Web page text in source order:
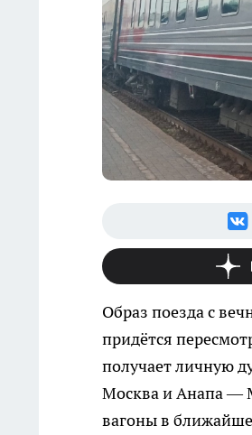
Образ поезда с
придётся
получает личную
Москва и Анапа —
вагоны в